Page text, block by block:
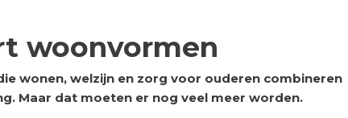
woonvormen
wonen, welzijn en zorg voor ouderen combineren
Maar dat moeten er nog veel meer worden.